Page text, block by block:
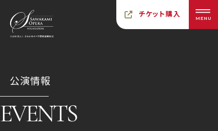
チケット購入 MENU
公演情報
EVENTS